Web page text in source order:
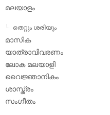
മലയാളം
തെറ്റും ശരിയും
മാസിക
യാത്രാവിവരണം
ലോക മലയാളി
വൈജ്ഞാനികം
ശാസ്ത്രം
സംഗീതം